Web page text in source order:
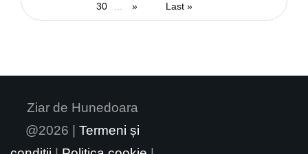
30 » Last »
Ziar de Hunedoara
@2026 | Termeni și